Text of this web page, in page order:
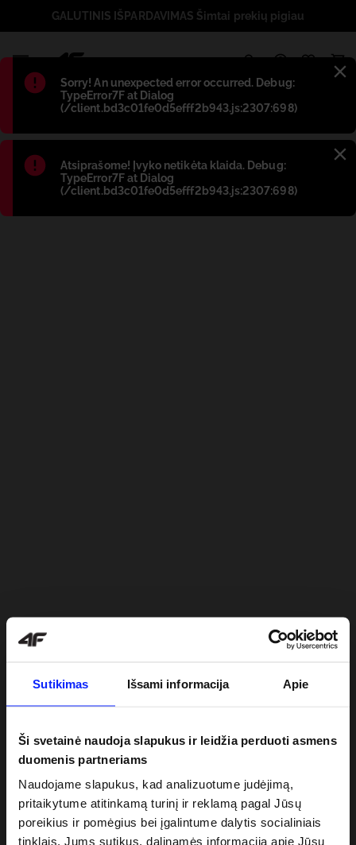
Sutikimas Išsami informacija Apie
Ši svetainė naudoja slapukus ir leidžia perduoti asmens
duomenis partneriams
Naudojame slapukus, kad analizuotume judėjimą,
pritaikytume atitinkamą turinį ir reklamą pagal Jūsų
poreikius ir pomėgius bei įgalintume dalytis socialiniais
tinklais. Jums sutikus, dalinamės informacija apie Jūsų
Błąd:
Sorry! An unexpected error occurred. Debug:
TypeError7F at Dialog
(/client.bd3c01fe0d5efff2b943.js:2307:698)
Błąd:
Atsiprašome! Įvyko netikėta klaida. Debug:
TypeError7F at Dialog
(/client.bd3c01fe0d5efff2b943.js:2307:698)
GALUTINIS IŠPARDAVIMAS Šimtai prekių pigiau